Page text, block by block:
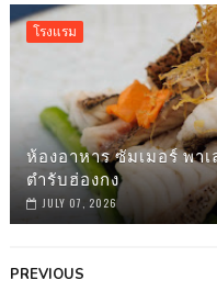
โรงแรม
ห้องอาหาร ซัมเมอร์ พา
ตำรับฮ่องกง
JULY 07, 2026
PREVIOUS